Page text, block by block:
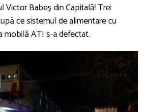
Victor Babeş din Capitală! Trei
ce sistemul de alimentare cu
mobilă ATI s-a defectat.